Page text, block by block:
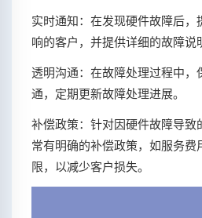
实时通知：在发现硬件故障后，
响的客户，并提供详细的故障说
透明沟通：在故障处理过程中，
通，定期更新故障处理进展。
补偿政策：针对因硬件故障导致
常有明确的补偿政策，如服务费
限，以减少客户损失。